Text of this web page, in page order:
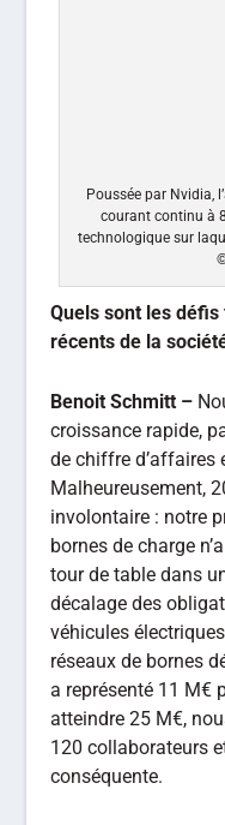
réseaux de bornes
a représenté 11 M€
atteindre 25 M€,
120 collaborateurs
conséquente.
aux contrats signés
stationnaire. La
pose sur le
à réaliser dans une
importante en
d’automatisation à
montée en volumes
réflexion en cours,
pourrait valoriser
manufacturier
Propos recueillis